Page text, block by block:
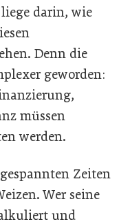
darin, wie
Denn die
geworden:
müssen
werden.
Zeiten
Wer seine
und